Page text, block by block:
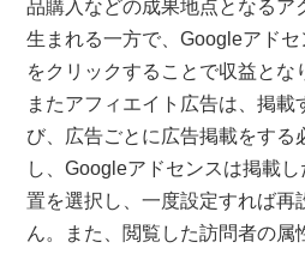
品購入などの成果地点となるア
生まれる一方で、Googleアド
をクリックすることで収益とな
またアフィエイト広告は、掲載
び、広告ごとに広告掲載をする
し、Googleアドセンスは掲載
置を選択し、一度設定すれば再
ん。また、閲覧した訪問者の属